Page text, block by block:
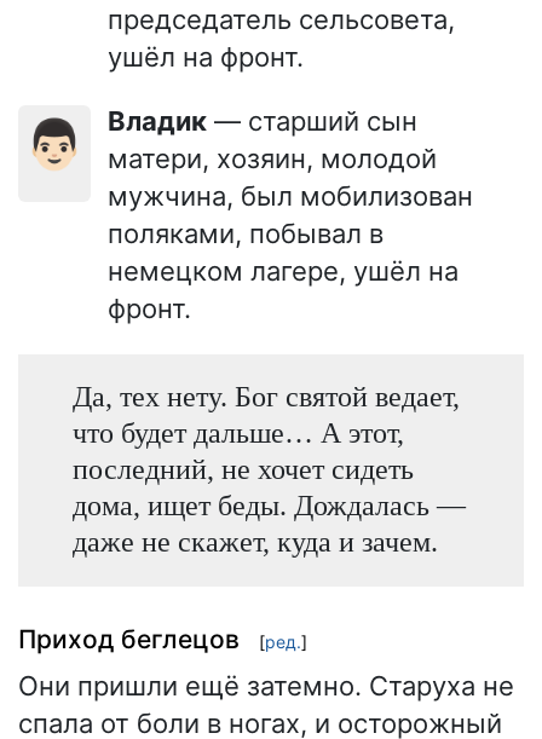
председатель сельсовета,
ушёл на фронт.
👨🏻 Владик — старший сын
матери, хозяин, молодой
мужчина, был мобилизован
поляками, побывал в
немецком лагере, ушёл на
фронт.
Да, тех нету. Бог святой ведает,
что будет дальше… А этот,
последний, не хочет сидеть
дома, ищет беды. Дождалась —
даже не скажет, куда и зачем.
Приход беглецов [ред.]
Они пришли ещё затемно. Старуха не
спала от боли в ногах, и осторожный